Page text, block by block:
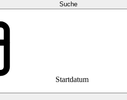
Suche
Startdatum